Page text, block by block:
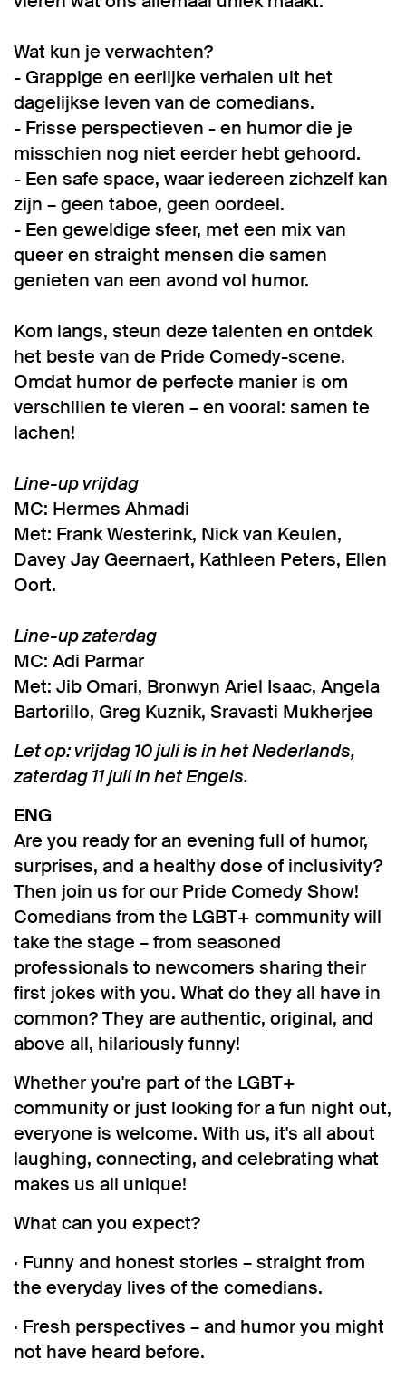
Wat kun je verwachten?
- Grappige en eerlijke verhalen uit het
dagelijkse leven van de comedians.
- Frisse perspectieven - en humor die je
misschien nog niet eerder hebt gehoord.
- Een safe space, waar iedereen zichzelf kan
zijn – geen taboe, geen oordeel.
- Een geweldige sfeer, met een mix van
queer en straight mensen die samen
genieten van een avond vol humor.
Kom langs, steun deze talenten en ontdek
het beste van de Pride Comedy-scene.
Omdat humor de perfecte manier is om
verschillen te vieren – en vooral: samen te
lachen!
Line-up vrijdag
MC: Hermes Ahmadi
Met: Frank Westerink, Nick van Keulen,
Davey Jay Geernaert, Kathleen Peters, Ellen
Oort.
Line-up zaterdag
MC: Adi Parmar
Met: Jib Omari, Bronwyn Ariel Isaac, Angela
Bartorillo, Greg Kuznik, Sravasti Mukherjee
Let op: vrijdag 10 juli is in het Nederlands,
zaterdag 11 juli in het Engels.
ENG
Are you ready for an evening full of humor,
surprises, and a healthy dose of inclusivity?
Then join us for our Pride Comedy Show!
Comedians from the LGBT+ community will
take the stage – from seasoned
professionals to newcomers sharing their
first jokes with you. What do they all have in
common? They are authentic, original, and
above all, hilariously funny!
Whether you're part of the LGBT+
community or just looking for a fun night out,
everyone is welcome. With us, it's all about
laughing, connecting, and celebrating what
makes us all unique!
What can you expect?
· Funny and honest stories – straight from
the everyday lives of the comedians.
· Fresh perspectives – and humor you might
not have heard before.